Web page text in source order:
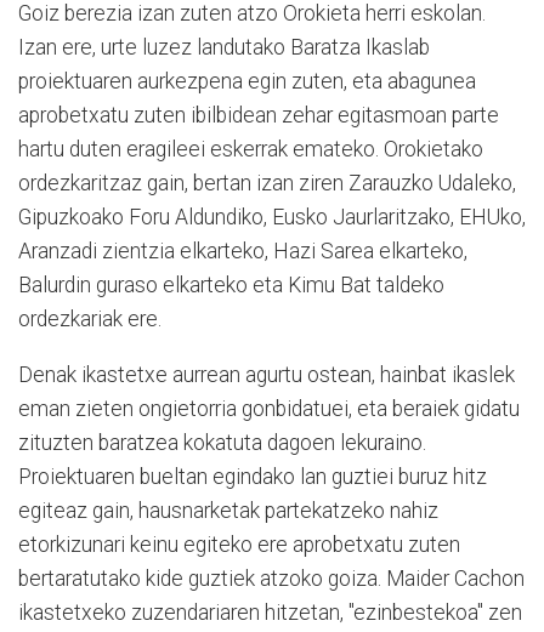
Goiz berezia izan zuten atzo Orokieta herri eskolan.
Izan ere, urte luzez landutako Baratza Ikaslab
proiektuaren aurkezpena egin zuten, eta abagunea
aprobetxatu zuten ibilbidean zehar egitasmoan parte
hartu duten eragileei eskerrak emateko. Orokietako
ordezkaritzaz gain, bertan izan ziren Zarauzko Udaleko,
Gipuzkoako Foru Aldundiko, Eusko Jaurlaritzako, EHUko,
Aranzadi zientzia elkarteko, Hazi Sarea elkarteko,
Balurdin guraso elkarteko eta Kimu Bat taldeko
ordezkariak ere.
Denak ikastetxe aurrean agurtu ostean, hainbat ikaslek
eman zieten ongietorria gonbidatuei, eta beraiek gidatu
zituzten baratzea kokatuta dagoen lekuraino.
Proiektuaren bueltan egindako lan guztiei buruz hitz
egiteaz gain, hausnarketak partekatzeko nahiz
etorkizunari keinu egiteko ere aprobetxatu zuten
bertaratutako kide guztiek atzoko goiza. Maider Cachon
ikastetxeko zuzendariaren hitzetan, "ezinbestekoa" zen